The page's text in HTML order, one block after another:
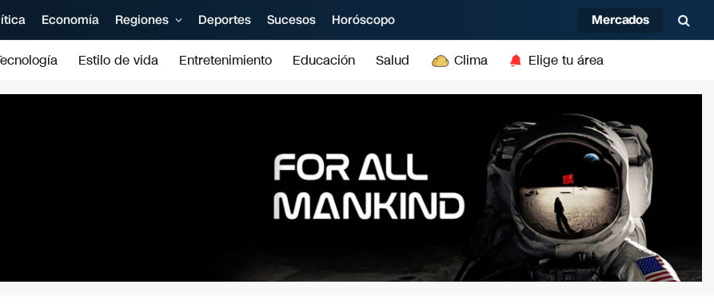
Economía Regiones Deportes Sucesos Horóscopo Mercados
Estilo de vida Entretenimiento Educación Salud Clima Elige tu área